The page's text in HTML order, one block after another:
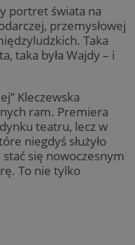
portret świata na
przemysłowej
Taka
taka była Wajdy – i
Kleczewska
ram. Premiera
teatru, lecz w
niegdyś służyło
się nowoczesnym
To nie tylko